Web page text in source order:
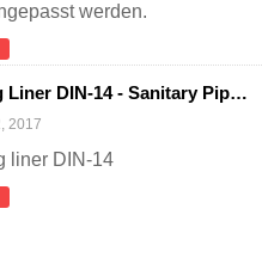
werden.
Welding Liner DIN-14 - Sanitary Pipe
2017
liner DIN-14